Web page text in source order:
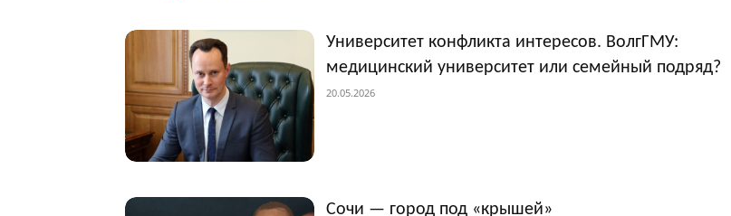
Университет конфликта интересов. ВолгГМУ:
медицинский университет или семейный подряд?
20.05.2026
Сочи — город под «крышей»